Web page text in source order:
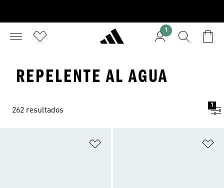
1
REPELENTE AL AGUA
262 resultados
1